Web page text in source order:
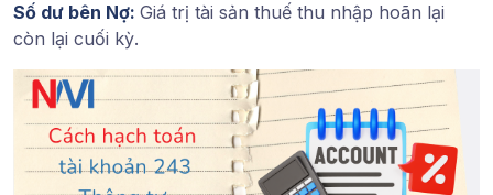
Số dư bên Nợ: Giá trị tài sản thuế thu nhập hoãn lại
còn lại cuối kỳ.